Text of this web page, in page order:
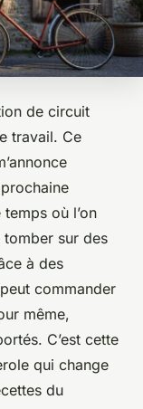
de circuit
travail. Ce
où l’on
tomber sur des
à des
commander
même,
C’est cette
qui change
du